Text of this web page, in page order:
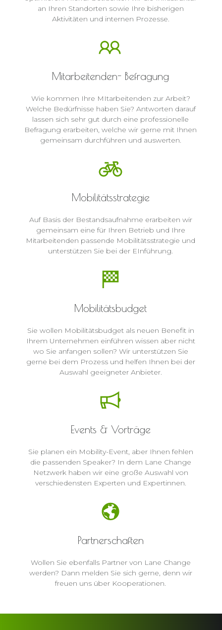
an Ihren Standorten sowie Ihre bisherigen
Aktivitäten und internen Prozesse.
Mitarbeitenden- Befragung
Wie kommen Ihre MItarbeitenden zur Arbeit?
Welche Bedürfnisse haben Sie? Antworten darauf
lassen sich sehr gut durch eine professionelle
Befragung erarbeiten, welche wir gerne mit Ihnen
gemeinsam durchführen und auswerten.
Mobilitätsstrategie
Auf Basis der Bestandsaufnahme erarbeiten wir
gemeinsam eine für Ihren Betrieb und Ihre
Mitarbeitenden passende Mobilitätsstrategie und
unterstützen Sie bei der EInführung.
Mobilitätsbudget
Sie wollen Mobilitätsbudget als neuen Benefit in
Ihrem Unternehmen einführen wissen aber nicht
wo Sie anfangen sollen? Wir unterstützen Sie
gerne bei dem Prozess und helfen Ihnen bei der
Auswahl geeigneter Anbieter.
Events & Vorträge
Sie planen ein Mobility-Event, aber Ihnen fehlen
die passenden Speaker? In dem Lane Change
Netzwerk haben wir eine große Auswahl von
verschiedensten Experten und Expertinnen.
Partnerschaften
Wollen Sie ebenfalls Partner von Lane Change
werden? Dann melden Sie sich gerne, denn wir
freuen uns über Kooperationen.